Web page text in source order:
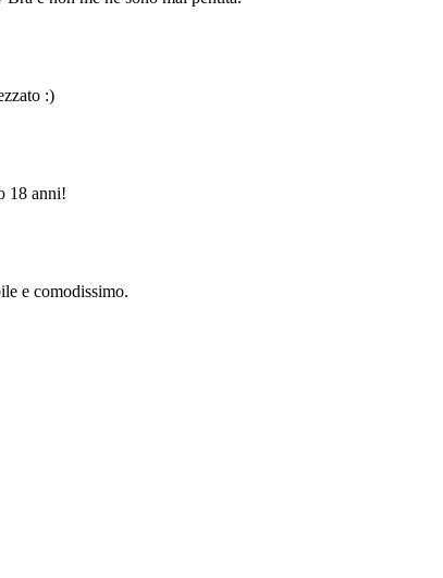
:)
18 anni!
e comodissimo.